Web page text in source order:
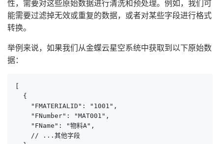
性，需要对这些原始数据进行清洗和预处理。例如，我们可
能需要过滤掉无效或重复的数据，或者对某些字段进行格式
转换。
举例来说，如果我们从金蝶云星空系统中获取到以下原始数
据：
  {
    "FMATERIALID": "1001",
    "FNumber": "MAT001",
    "FName": "物料A",
    // ...其他字段